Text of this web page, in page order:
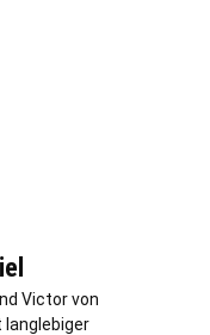
Victor von
langlebiger